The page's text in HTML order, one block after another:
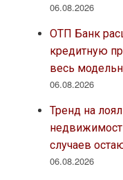
06.08.2026
ОТП Банк
кредитную
весь
06.08.2026
Тренд на
случаев
06.08.2026